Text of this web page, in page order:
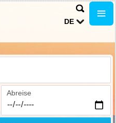
DE
Abreise